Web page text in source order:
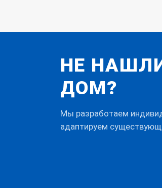
НЕ
ДОМ?
Мы разработаем
адаптируем